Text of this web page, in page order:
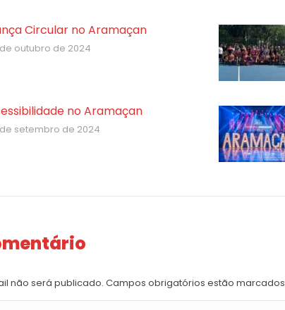
Circular no Aramaçan
outubro de 2024
no Aramaçan
setembro de 2024
não será publicado. Campos obrigatórios estão marcados